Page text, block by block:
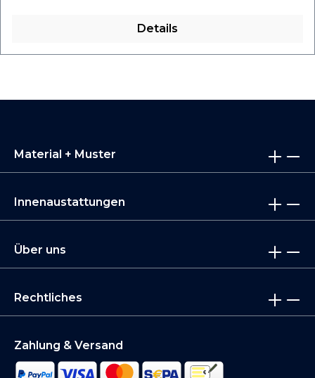
Details
Material + Muster
Innenaustattungen
Über uns
Rechtliches
Zahlung & Versand